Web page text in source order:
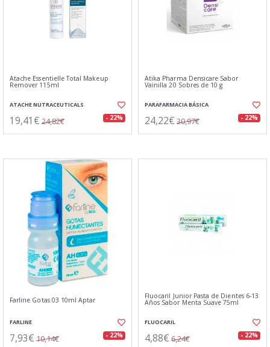
Atache Essentielle Total Makeup
Remover 115ml
ATACHE NUTRACEUTICALS
19,41€ 24,82€ - 22%
Atika Pharma Densicare Sabor
Vainilla 20 Sobres de 10 g
PARAFARMACIA BÁSICA
24,22€ 30,97€ - 22%
Farline Gotas 03 10ml Aptar
FARLINE
7,93€ 10,14€ - 22%
Fluocaril Junior Pasta de Dientes 6-13
Años Sabor Menta Suave 75ml
FLUOCARIL
4,88€ 6,24€ - 22%